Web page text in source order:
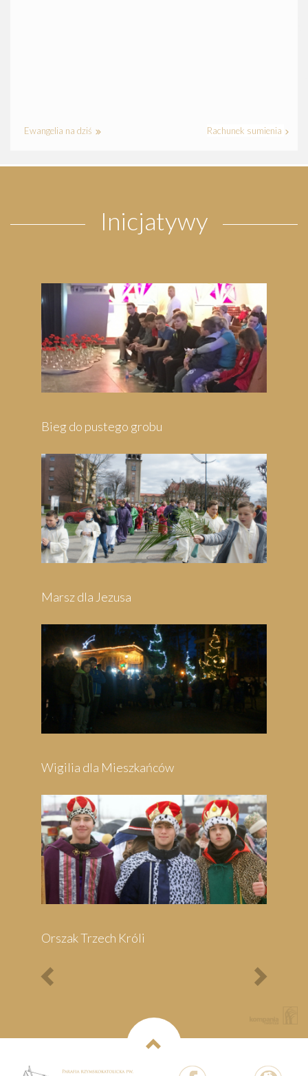
Ewangelia na dziś Rachunek sumienia
Inicjatywy
Pielgrzymka do Wejherowa
Pielgrzymka do Swarzewa
Festyn Parafialny
Bieg Papieski
XXII Pielgrzymi
Maraton Nordic Walking
- Rajd Rowerowy o
Memoriał Jana Pawła II